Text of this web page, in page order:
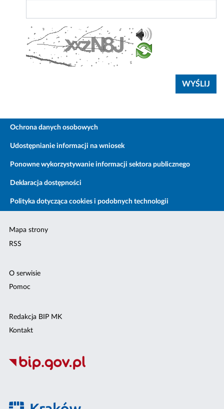
Ochrona danych osobowych
Udostępnianie informacji na wniosek
Ponowne wykorzystywanie informacji sektora publicznego
Deklaracja dostępności
Polityka dotycząca cookies i podobnych technologii
Mapa strony
RSS
O serwisie
Pomoc
Redakcja BIP MK
Kontakt